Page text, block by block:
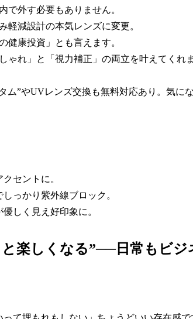
で外す必要もありません。
軽減設計の本気レンズに変更。
健康投資」とも言えます。
ゃれ」と「視力補正」の両立を叶えてくれま
ム”やUVレンズ交換も無料対応あり。気に
セントに。
っかり紫外線ブロック。
しく見え好印象に。
楽しくなる”──日常もビジ